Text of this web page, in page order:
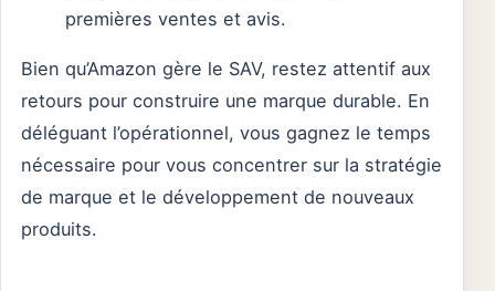
premières ventes et avis.
Bien qu’Amazon gère le SAV, restez attentif aux
retours pour construire une marque durable. En
déléguant l’opérationnel, vous gagnez le temps
nécessaire pour vous concentrer sur la stratégie
de marque et le développement de nouveaux
produits.